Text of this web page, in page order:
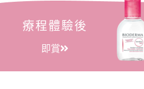
療程體驗後
即賞